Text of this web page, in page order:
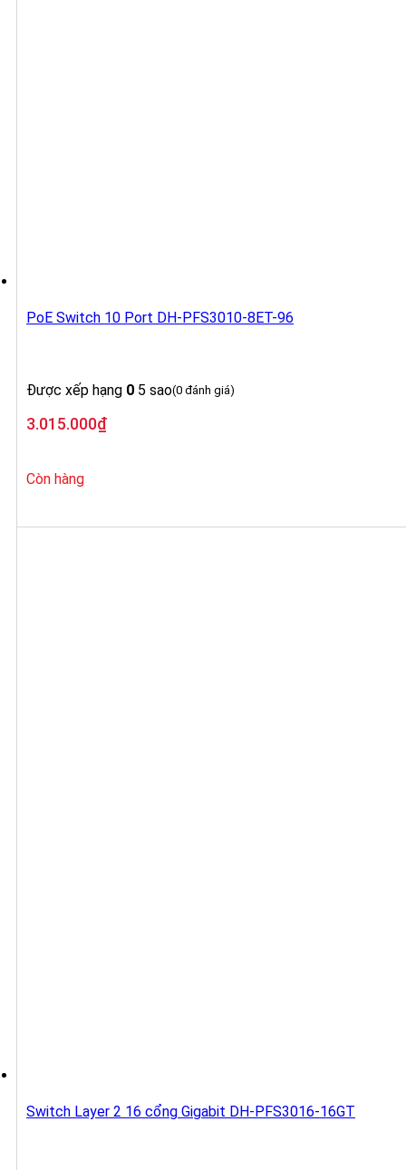
PoE Switch 10 Port DH-PFS3010-8ET-96
Được xếp hạng 0 5 sao(0 đánh giá)
3.015.000₫
Còn hàng
Switch Layer 2 16 cổng Gigabit DH-PFS3016-16GT